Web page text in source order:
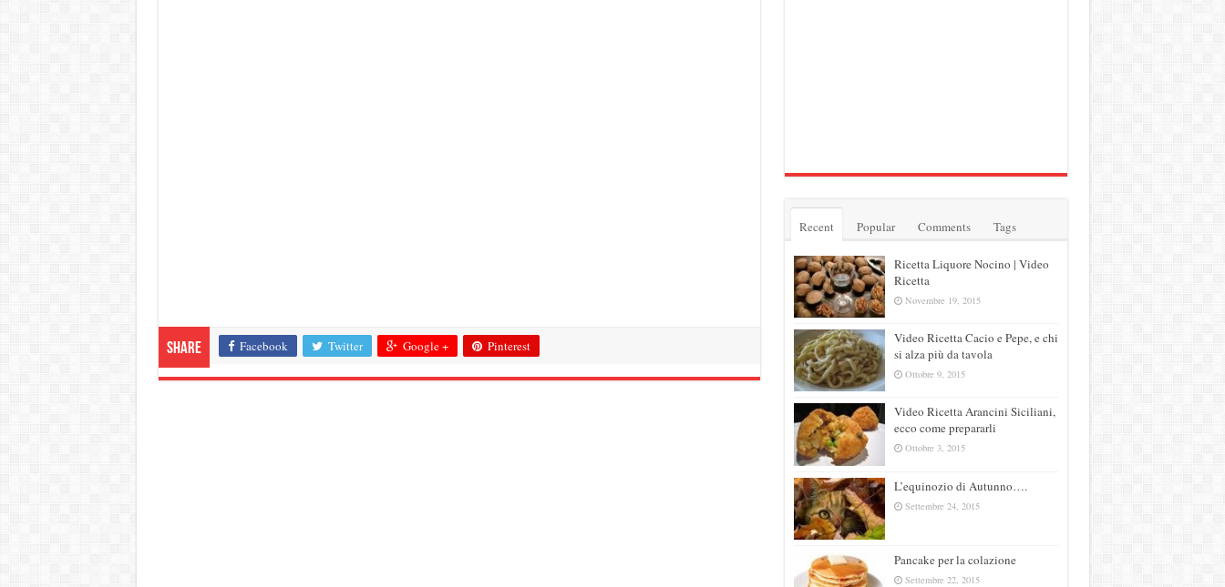
Share Facebook Twitter Google + Pinterest
Recent Popular Comments Tags
Ricetta Liquore Nocino | Video
Ricetta
Novembre 19, 2015
Video Ricetta Cacio e Pepe, e chi
si alza più da tavola
Ottobre 9, 2015
Video Ricetta Arancini Siciliani,
ecco come prepararli
Ottobre 3, 2015
L’equinozio di Autunno….
Settembre 24, 2015
Pancake per la colazione
Settembre 22, 2015